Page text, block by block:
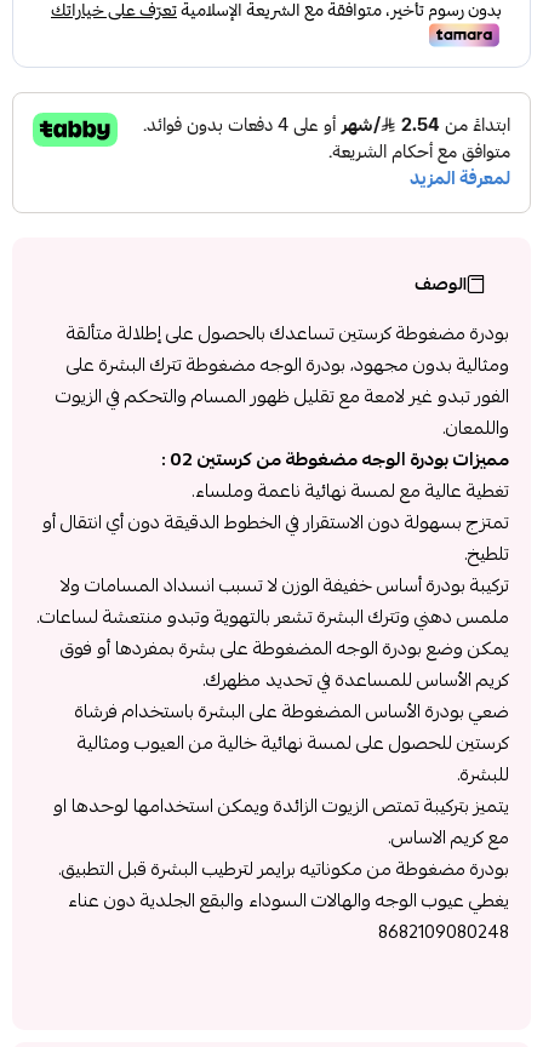
الوصف
بودرة مضغوطة كرستين تساعدك بالحصول على إطلالة متألقة
ومثالية بدون مجهود، بودرة الوجه مضغوطةتترك البشرة على
الفور تبدو غير لامعة مع تقليل ظهور المسام والتحكم في الزيوت
واللمعان.
مميزات بودرة الوجه مضغوطة من كرستين 02 :
تغطية عالية مع لمسة نهائية ناعمة وملساء.
تمتزج بسهولة دون الاستقرار في الخطوط الدقيقة دون أي انتقال أو
تلطيخ.
تركيبة بودرة أساس خفيفة الوزن لا تسبب انسداد المسامات ولا
ملمس دهني وتترك البشرة تشعر بالتهوية وتبدو منتعشة لساعات.
يمكن وضع بودرة الوجه المضغوطة على بشرة بمفردها أو فوق
كريم الأساس للمساعدة في تحديد مظهرك.
ضعي بودرة الأساس المضغوطة على البشرة باستخدام فرشاة
كرستين للحصول على لمسة نهائية خالية من العيوب ومثالية
للبشرة.
يتميز بتركيبة تمتص الزيوت الزائدة ويمكن استخدامها لوحدها او
مع كريم الاساس.
بودرة مضغوطة من مكوناتيه برايمر لترطيب البشرة قبل التطبيق.
يغطي عيوب الوجه والهالات السوداء والبقع الجلدية دون عناء
8682109080248